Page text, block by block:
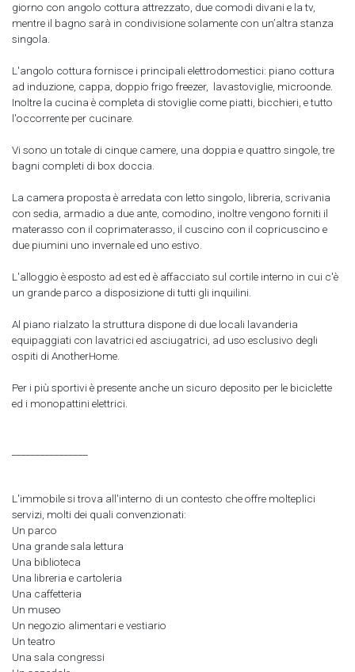
giorno con angolo cottura attrezzato, due comodi divani e la tv,
mentre il bagno sarà in condivisione solamente con un’altra stanza
singola.
L'angolo cottura fornisce i principali elettrodomestici: piano cottura
ad induzione, cappa, doppio frigo freezer, lavastoviglie, microonde.
Inoltre la cucina è completa di stoviglie come piatti, bicchieri, e tutto
l'occorrente per cucinare.
Vi sono un totale di cinque camere, una doppia e quattro singole, tre
bagni completi di box doccia.
La camera proposta è arredata con letto singolo, libreria, scrivania
con sedia, armadio a due ante, comodino, inoltre vengono forniti il
materasso con il coprimaterasso, il cuscino con il copricuscino e
due piumini uno invernale ed uno estivo.
L'alloggio è esposto ad est ed è affacciato sul cortile interno in cui c'è
un grande parco a disposizione di tutti gli inquilini.
Al piano rialzato la struttura dispone di due locali lavanderia
equipaggiati con lavatrici ed asciugatrici, ad uso esclusivo degli
ospiti di AnotherHome.
Per i più sportivi è presente anche un sicuro deposito per le biciclette
ed i monopattini elettrici.
L'immobile si trova all'interno di un contesto che offre molteplici
servizi, molti dei quali convenzionati:
Un parco
Una grande sala lettura
Una biblioteca
Una libreria e cartoleria
Una caffetteria
Un museo
Un negozio alimentari e vestiario
Un teatro
Una sala congressi